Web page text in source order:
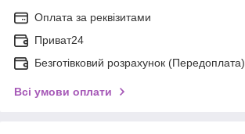
Оплата за реквізитами
Приват24
Безготівковий розрахунок (Передоплата)
Всі умови оплати